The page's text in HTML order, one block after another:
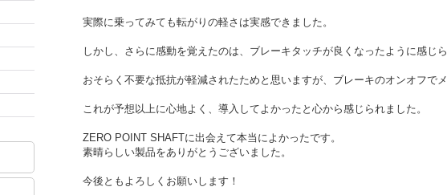
実際に乗ってみても転がりの軽さは実感できました。
しかし、さらに感動を覚えたのは、ブレーキタッチが良くなったように感じら
おそらく不要な抵抗が軽減されたためと思いますが、ブレーキのオンオフで
これが予想以上に心地よく、導入してよかったと心から感じられました。
ZERO POINT SHAFTに出会えて本当によかったです。
素晴らしい製品をありがとうございました。
今後ともよろしくお願いします！